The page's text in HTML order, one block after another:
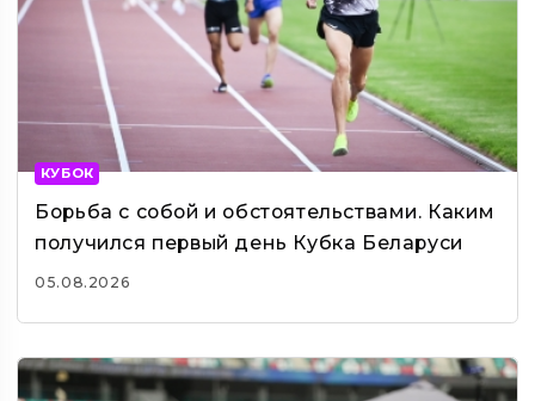
КУБОК
Борьба с собой и обстоятельствами. Каким
получился первый день Кубка Беларуси
05.08.2026